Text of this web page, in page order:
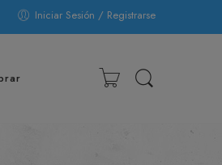
Iniciar Sesión / Registrarse